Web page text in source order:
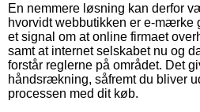
En nemmere løsning kan derfor
hvorvidt webbutikken er e-mærke
et signal om at online firmaet
samt at internet selskabet nu og
forstår reglerne på området. Det
håndsrækning, såfremt du bliver
processen med dit køb.